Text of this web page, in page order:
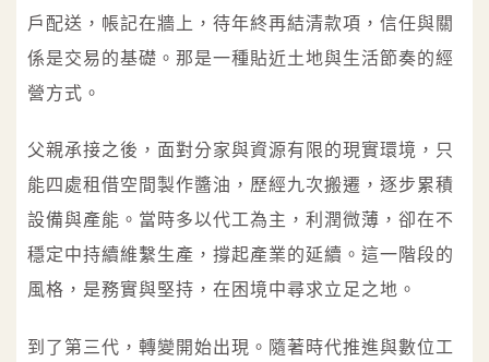
戶配送，帳記在牆上，待年終再結清款項，信任與關
係是交易的基礎。那是一種貼近土地與生活節奏的經
營方式。
父親承接之後，面對分家與資源有限的現實環境，只
能四處租借空間製作醬油，歷經九次搬遷，逐步累積
設備與產能。當時多以代工為主，利潤微薄，卻在不
穩定中持續維繫生產，撐起產業的延續。這一階段的
風格，是務實與堅持，在困境中尋求立足之地。
到了第三代，轉變開始出現。隨著時代推進與數位工